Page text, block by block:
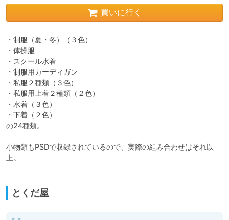
買いに行く
・制服（夏・冬）（３色）
・体操服
・スクール水着
・制服用カーディガン
・私服２種類（３色）
・私服用上着２種類（２色）
・水着（３色）
・下着（２色）
の24種類。
小物類もPSDで収録されているので、実際の組み合わせはそれ以
上。
とくだ屋